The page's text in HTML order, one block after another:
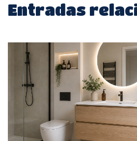
Entradas